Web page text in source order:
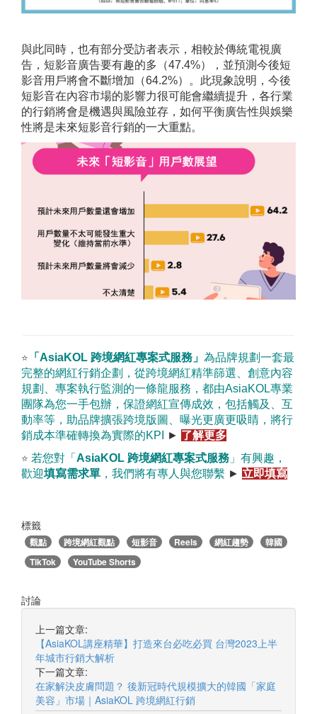
與此同時，也有部分受訪者表示，相較於傳統電視廣
告，短影音廣告要有趣的多（47.4%），並預測今後短
影音用戶將會不斷增加（64.2%）。此現象說明，今後
短影音在內容市場的影響力很可能會繼續提升，各行業
的行銷將會是機遇與風險並存，如何平衡廣告性與娛樂
性將是未來短影音行銷的一大重點。
⭐ 「 AsiaKOL 跨境網紅專案式服務 」 為品牌規劃一套最
完整的網紅行銷企劃，從跨境網紅精準篩選、創意內容
規劃、專案執行監測的一條龍服務，都由AsiaKOL專業
團隊為您一手包辦，保證網紅宣傳成效，包括觸及、互
動率等，助品牌擴張跨境版圖、曝光更廣更吸睛，將行
銷成本準確轉換為實際的KPI ► 了解更多
⭐ 若您對「 AsiaKOL 跨境網紅專案式服務 」有興趣，
歡迎填寫需求單 ，我們將有專人與您聯繫 ► 立即填寫
標籤
觀點 跨境網紅觀點 短影音 Reels 網紅趨勢
韓國
TikTok
YouTube Shorts
討論
上一篇文章:
【AsiaKOL講座精華】打造來台必吃必買 台灣2023上半
年城市行銷大解析
下一篇文章:
在家解決皮膚問題？ 後新冠時代規模擴大的韓國「家庭
美容」市場｜AsiaKOL 跨境網紅行銷